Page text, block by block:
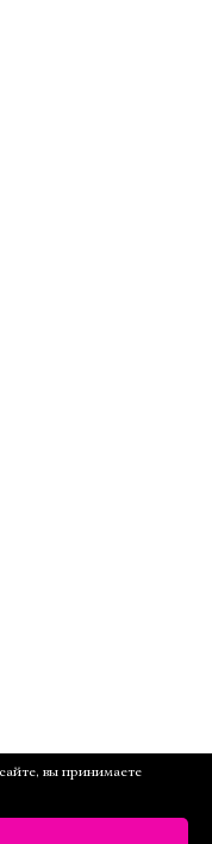
вы принимаете